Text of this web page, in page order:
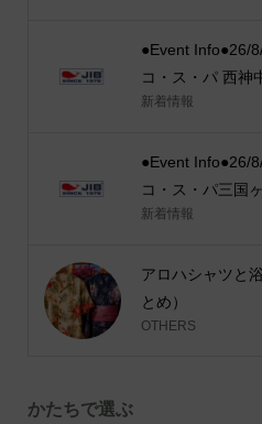
●Event Info●26/
コ・ス・パ 西神
新着情報
●Event Info●26/
コ・ス・パ三国
新着情報
アロハシャツと
とめ）
OTHERS
かたちで選ぶ